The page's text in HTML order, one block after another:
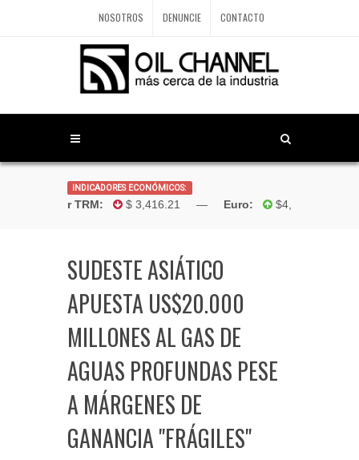
NOSOTROS DENUNCIE CONTACTO
INDICADORES ECONÓMICOS:
Dólar TRM: $ 3,416.21 —Euro: $4,181.96 —
SUDESTE ASIÁTICO
APUESTA US$20.000
MILLONES AL GAS DE
AGUAS PROFUNDAS PESE
A MÁRGENES DE
GANANCIA "FRÁGILES"